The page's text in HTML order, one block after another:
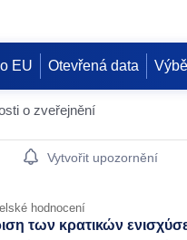
EU Otevřená data
o zveřejnění
Portlet
Vytvořit upozornění
hodnocení
των κρατικών